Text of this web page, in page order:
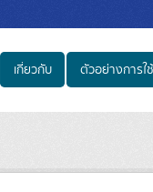
เกี่ยวกับ ตัวอย่างการใ